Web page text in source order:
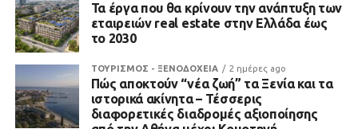
Τα έργα που θα κρίνουν την ανάπτυξη των
εταιρειών real estate στην Ελλάδα έως
το 2030
ΤΟΥΡΙΣΜΟΣ - ΞΕΝΟΔΟΧΕΙΑ 2 ημέρες ago
Πώς αποκτούν “νέα ζωή” τα Ξενία και τα
ιστορικά ακίνητα – Τέσσερις
διαφορετικές διαδρομές αξιοποίησης